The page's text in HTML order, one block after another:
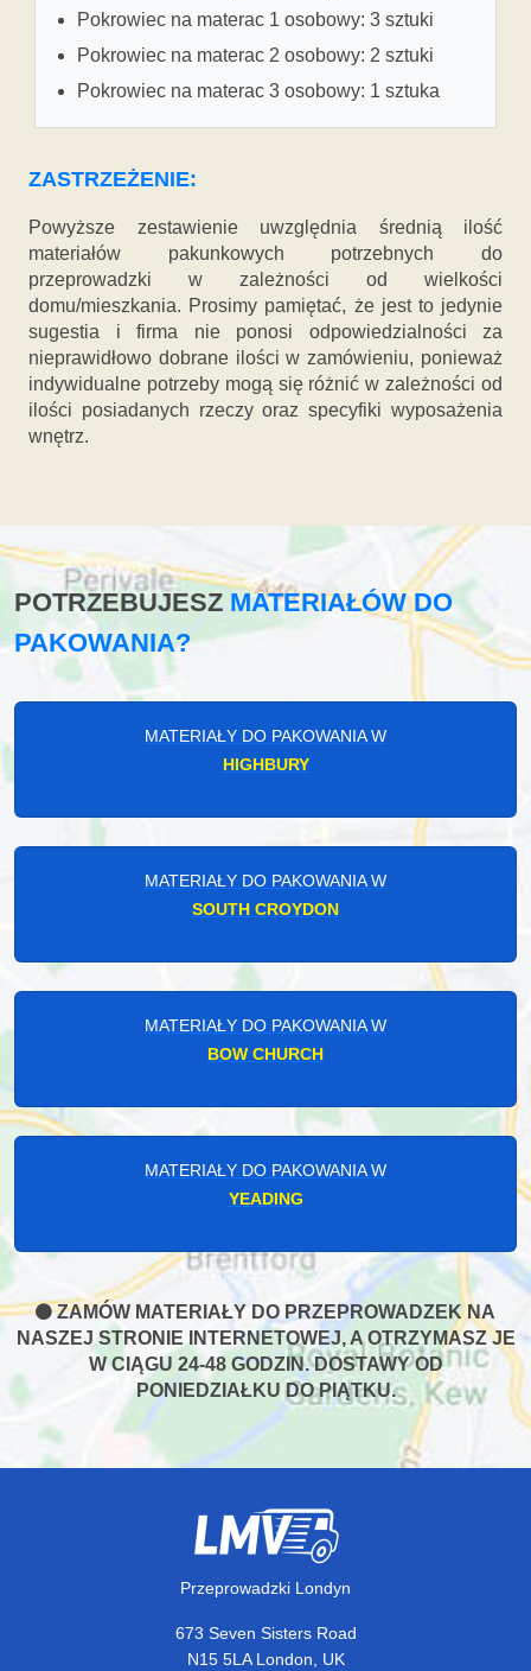
Pokrowiec na materac 1 osobowy: 3 sztuki
Pokrowiec na materac 2 osobowy: 2 sztuki
Pokrowiec na materac 3 osobowy: 1 sztuka
ZASTRZEŻENIE:
Powyższe zestawienie uwzględnia średnią ilość
materiałów pakunkowych potrzebnych do
przeprowadzki w zależności od wielkości
domu/mieszkania. Prosimy pamiętać, że jest to jedynie
sugestia i firma nie ponosi odpowiedzialności za
nieprawidłowo dobrane ilości w zamówieniu, ponieważ
indywidualne potrzeby mogą się różnić w zależności od
ilości posiadanych rzeczy oraz specyfiki wyposażenia
wnętrz.
POTRZEBUJESZMATERIAŁÓW DO
PAKOWANIA?
MATERIAŁY DO PAKOWANIA W
HIGHBURY
MATERIAŁY DO PAKOWANIA W
SOUTH CROYDON
MATERIAŁY DO PAKOWANIA W
BOW CHURCH
MATERIAŁY DO PAKOWANIA W
YEADING
ZAMÓW MATERIAŁY DO PRZEPROWADZEK NA
NASZEJ STRONIE INTERNETOWEJ, A OTRZYMASZ JE
W CIĄGU 24-48 GODZIN. DOSTAWY OD
PONIEDZIAŁKU DO PIĄTKU.
Przeprowadzki Londyn
673 Seven Sisters Road
N15 5LA London, UK